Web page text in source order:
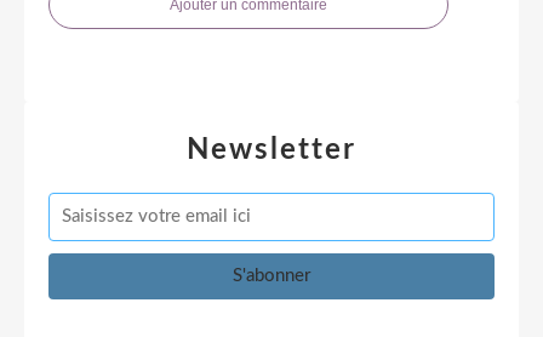
Ajouter un commentaire
Newsletter